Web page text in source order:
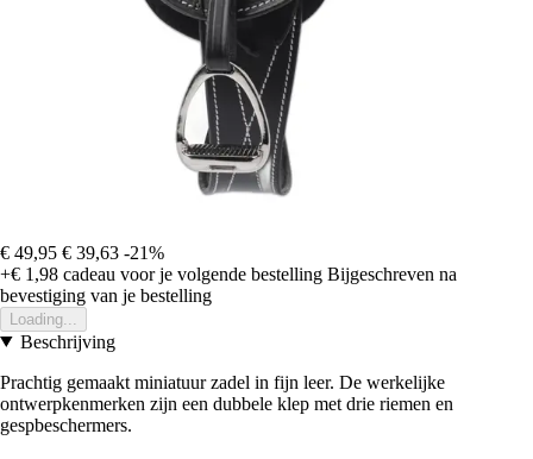
€ 49,95 € 39,63 -21%
+€ 1,98 cadeau voor je volgende bestelling Bijgeschreven na
bevestiging van je bestelling
Loading...
Beschrijving
Prachtig gemaakt miniatuur zadel in fijn leer. De werkelijke
ontwerpkenmerken zijn een dubbele klep met drie riemen en
gespbeschermers.